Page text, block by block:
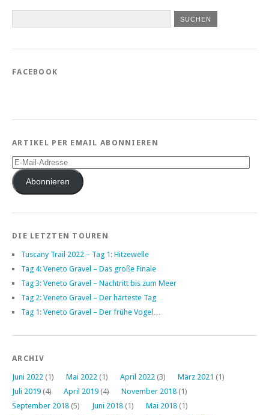
FACEBOOK
ARTIKEL PER EMAIL ABONNIEREN
E-
Mail-
AdresseAbonnieren
DIE LETZTEN TOUREN
Tuscany Trail 2022 – Tag 1: Hitzewelle
Tag 4: Veneto Gravel – Das große Finale
Tag 3: Veneto Gravel – Nachtritt bis zum Meer
Tag 2: Veneto Gravel – Der härteste Tag
Tag 1: Veneto Gravel – Der frühe Vogel…
ARCHIV
Juni 2022 (1) Mai 2022 (1) April 2022 (3) März 2021 (1)
Juli 2019 (4) April 2019 (4) November 2018 (1)
September 2018 (5) Juni 2018 (1) Mai 2018 (1)